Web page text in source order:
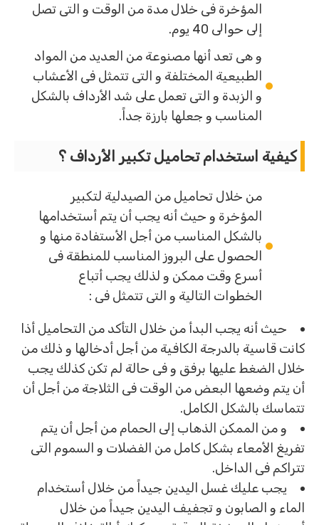
المؤخرة فى خلال مدة من الوقت و التى تصل
إلى حوالى 40 يوم.
و هى تعد أنها مصنوعة من العديد من المواد
الطبيعية المختلفة و التى تتمثل فى الأعشاب
و الزبدة و التى تعمل على شد الأرداف بالشكل
المناسب و جعلها بارزة جداً.
كيفية استخدام تحاميل تكبير الأرداف ؟
من خلال تحاميل من الصيدلية لتكبير
المؤخرة و حيث أنه يجب أن يتم أستخدامها
بالشكل المناسب من أجل الأستفادة منها و
الحصول على البروز المناسب للمنطقة فى
أسرع وقت ممكن و لذلك يجب أتباع
الخطوات التالية و التى تتمثل فى :
حيث أنه يجب البدأ من خلال التأكد من التحاميل أذا
كانت قاسية بالدرجة الكافية من أجل أدخالها و ذلك من
خلال الضغط عليها برفق و فى حالة لم تكن كذلك يجب
أن يتم وضعها البعض من الوقت فى الثلاجة من أجل أن
تتماسك بالشكل الكامل.
و من الممكن الذهاب إلى الحمام من أجل أن يتم
تفريغ الأمعاء بشكل كامل من الفضلات و السموم التى
تتراكم فى الداخل.
يجب عليك غسل اليدين جيداً من خلال أستخدام
الماء و الصابون و تجفيف اليدين جيداً من خلال